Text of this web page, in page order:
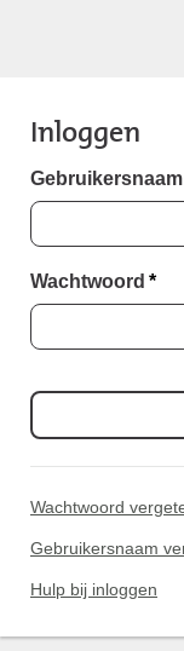
Inloggen
Gebruikersnaam
Wachtwoord *
Wachtwoord
Gebruikersnaam
Hulp bij inloggen